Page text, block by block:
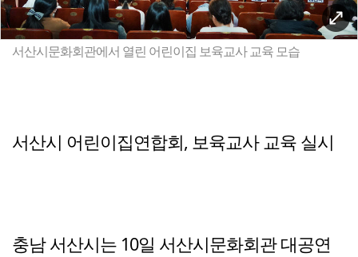
서산시문화회관에서 열린 어린이집 보육교사 교육 모습
서산시 어린이집연합회, 보육교사 교육 실시
충남 서산시는 10일 서산시문화회관 대공연